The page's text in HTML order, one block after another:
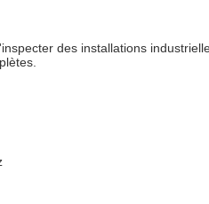
des installations